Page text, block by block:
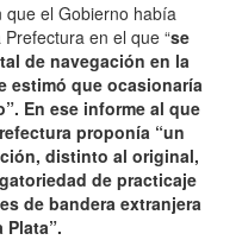
que el Gobierno había
en el que “se
de navegación en la
estimó que ocasionaría
En ese informe al que
proponía “un
distinto al original,
de practicaje
de bandera extranjera
Plata”.